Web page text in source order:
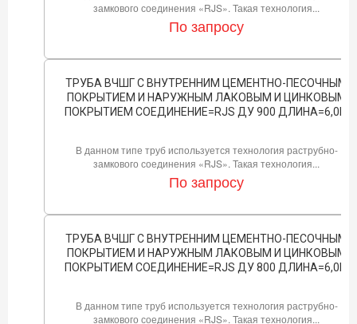
замкового соединения «RJS». Такая технология...
По запросу
ТРУБА ВЧШГ С ВНУТРЕННИМ ЦЕМЕНТНО-ПЕСОЧНЫМ
ПОКРЫТИЕМ И НАРУЖНЫМ ЛАКОВЫМ И ЦИНКОВЫМ
ПОКРЫТИЕМ СОЕДИНЕНИЕ=RJS ДУ 900 ДЛИНА=6,0М
В данном типе труб используется технология раструбно-
замкового соединения «RJS». Такая технология...
По запросу
ТРУБА ВЧШГ С ВНУТРЕННИМ ЦЕМЕНТНО-ПЕСОЧНЫМ
ПОКРЫТИЕМ И НАРУЖНЫМ ЛАКОВЫМ И ЦИНКОВЫМ
ПОКРЫТИЕМ СОЕДИНЕНИЕ=RJS ДУ 800 ДЛИНА=6,0М
В данном типе труб используется технология раструбно-
замкового соединения «RJS». Такая технология...